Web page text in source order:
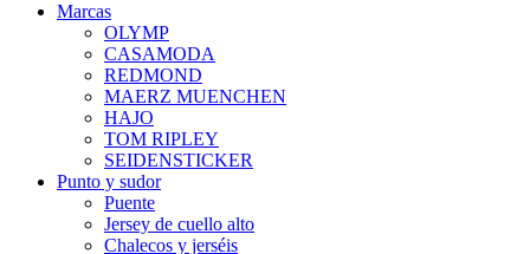
Marcas
OLYMP
CASAMODA
REDMOND
MAERZ MUENCHEN
HAJO
TOM RIPLEY
SEIDENSTICKER
Punto y sudor
Puente
Jersey de cuello alto
Chalecos y jerséis